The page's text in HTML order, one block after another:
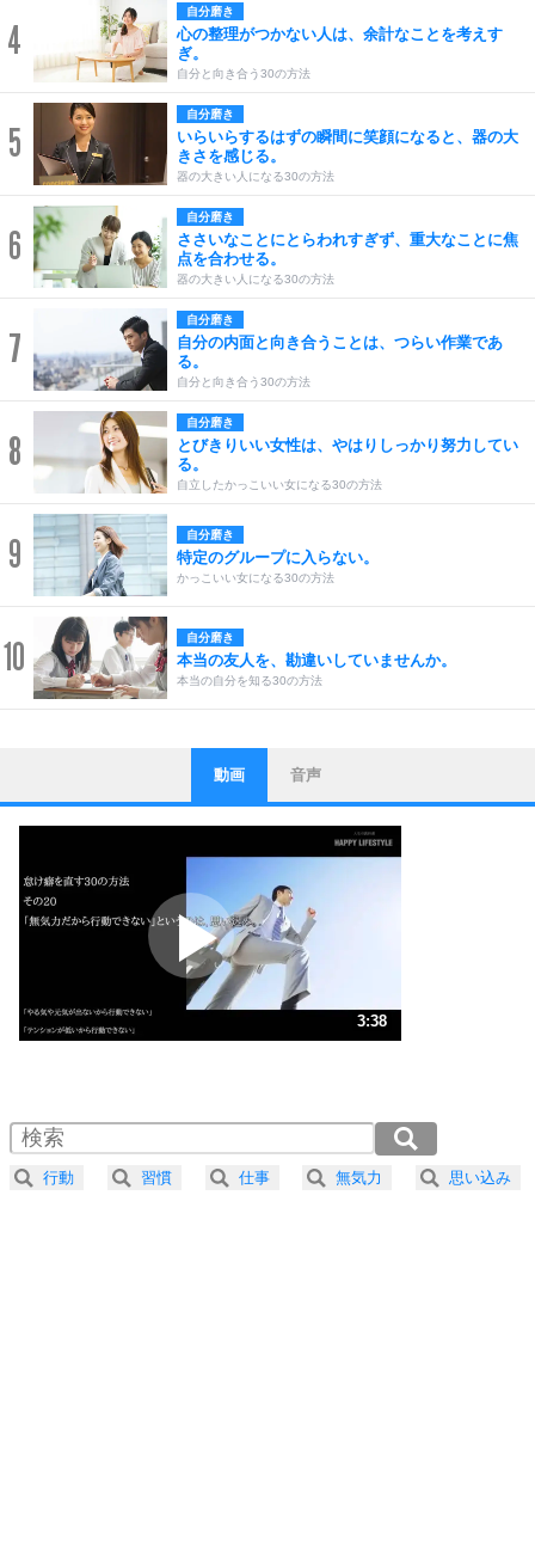
4
自分磨き
心の整理がつかない人は、余計なことを考えす
ぎ。
自分と向き合う30の方法
5
自分磨き
いらいらするはずの瞬間に笑顔になると、器の大
きさを感じる。
器の大きい人になる30の方法
6
自分磨き
ささいなことにとらわれすぎず、重大なことに焦
点を合わせる。
器の大きい人になる30の方法
7
自分磨き
自分の内面と向き合うことは、つらい作業であ
る。
自分と向き合う30の方法
8
自分磨き
とびきりいい女性は、やはりしっかり努力してい
る。
自立したかっこいい女になる30の方法
9 自分磨き
特定のグループに入らない。
かっこいい女になる30の方法
10 自分磨き
本当の友人を、勘違いしていませんか。
本当の自分を知る30の方法
1
ストレス対策
他人と比べない。
いっそのこと、他人を見ない。
いらいらしない人になる30の方法
プラス思考
ポジティブになれない原因は、行動しないから。
ポジティブ思考になる30の方法
ストレス対策
人生、なんとかなるもの。
気楽に生きる30の方法
4 器の大きい人は、怒りを優しさで表現する。
プラス思考
動画 音声
3:38
2.0倍速 （428KB 1分49秒）
2.5倍速 （343KB 1分27秒）
3.0倍速 （286KB 1分12秒）
行動 習慣 仕事 無気力 思い込み